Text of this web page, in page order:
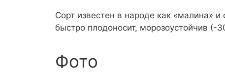
Сорт известен в народе как «малина»
быстро плодоносит, морозоустойчив (-
Фото